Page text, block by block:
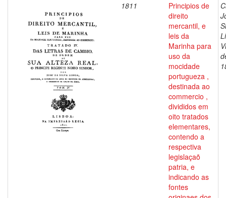
1811
Principios de
direito
mercantil, e
leis da
Marinha para
uso da
mocidade
portugueza ,
destinada ao
commercio ,
divididos em
oito tratados
elementares,
contendo a
respectiva
legislaçaõ
patria, e
indicando as
fontes